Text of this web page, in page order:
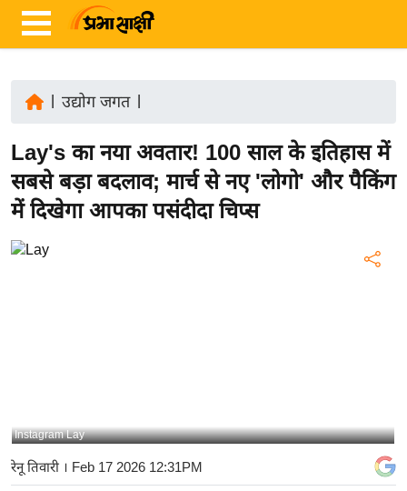
ज़ा
ख
ब
र
रा
य
बि
ज़
उद्योग जगत|
Lay's का नया अवतार! 100 साल के इतिहास में
सबसे बड़ा बदलाव; मार्च से नए 'लोगो' और पैकिंग
में दिखेगा आपका पसंदीदा चिप्स
Instagram Lay
रेनू तिवारी । Feb 17 2026 12:31PM